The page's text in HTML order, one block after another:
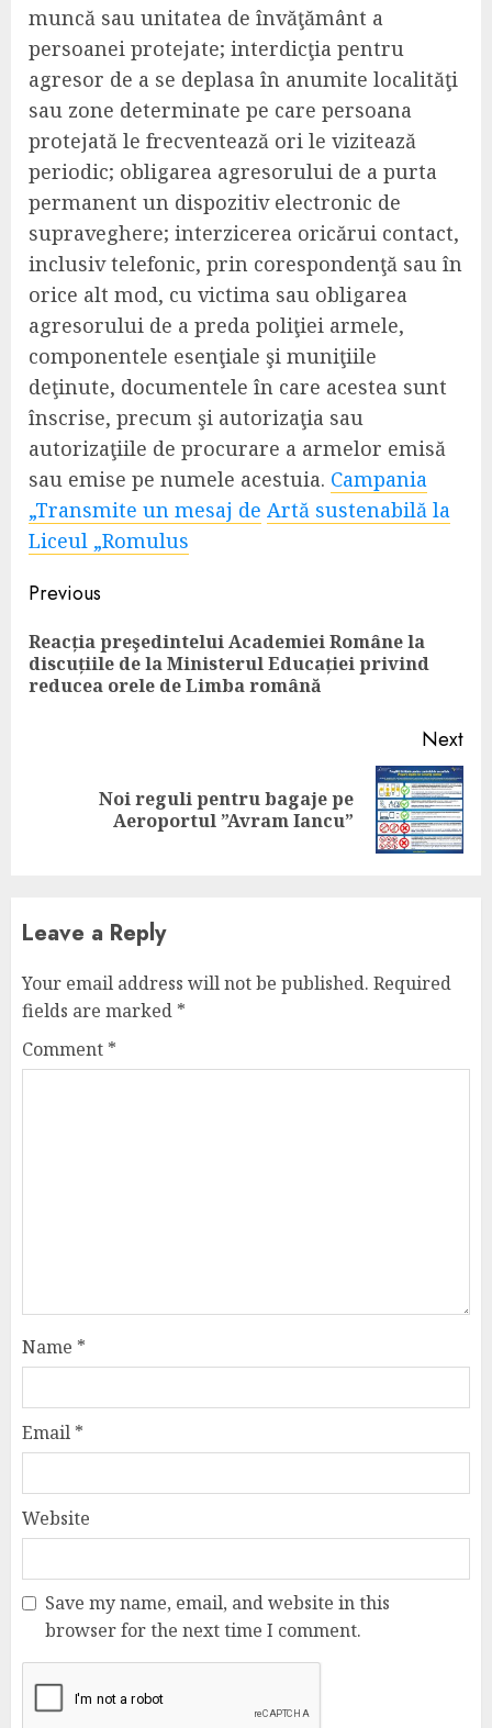
muncă sau unitatea de învăţământ a
persoanei protejate; interdicţia pentru
agresor de a se deplasa în anumite localităţi
sau zone determinate pe care persoana
protejată le frecventează ori le vizitează
periodic; obligarea agresorului de a purta
permanent un dispozitiv electronic de
supraveghere; interzicerea oricărui contact,
inclusiv telefonic, prin corespondenţă sau în
orice alt mod, cu victima sau obligarea
agresorului de a preda poliţiei armele,
componentele esenţiale şi muniţiile
deţinute, documentele în care acestea sunt
înscrise, precum şi autorizaţia sau
autorizaţiile de procurare a armelor emisă
sau emise pe numele acestuia. Campania
„Transmite un mesaj de Artă sustenabilă la
Liceul „Romulus
Continue
Reading
Previous
Reacția preşedintelui Academiei Române la
discuțiile de la Ministerul Educației privind
reducea orele de Limba română
Next
Noi reguli pentru bagaje pe
Aeroportul ”Avram Iancu”
Leave a Reply
Your email address will not be published. Required
fields are marked *
Comment *
Name *
Email *
Website
Save my name, email, and website in this
browser for the next time I comment.